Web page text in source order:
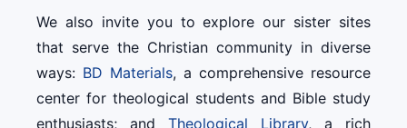
We also invite you to explore our sister sites
that serve the Christian community in diverse
ways: BD Materials, a comprehensive resource
center for theological students and Bible study
enthusiasts; and Theological Library, a rich